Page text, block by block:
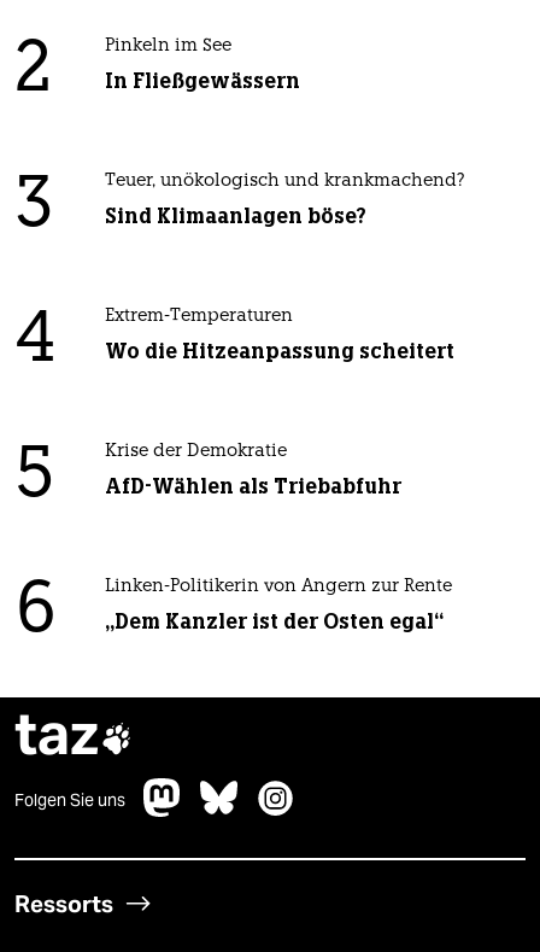
2 Pinkeln im See
In Fließgewässern
3 Teuer, unökologisch und krankmachend?
Sind Klimaanlagen böse?
4 Extrem-Temperaturen
Wo die Hitzeanpassung scheitert
5 Krise der Demokratie
AfD-Wählen als Triebabfuhr
6 Linken-Politikerin von Angern zur Rente
„Dem Kanzler ist der Osten egal“
taz
Folgen Sie uns
Ressorts